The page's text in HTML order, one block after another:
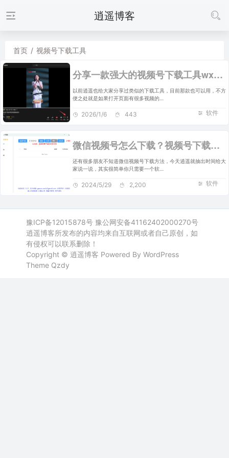
逍遥博客
首页 / 视频号下载工具
分享一款强大的视频号下载工具wx_channel
以前逍遥也给大家分享过类似的下载工具，目前那款也可以用，不方
便之处就是如果打开页面有很多视频的…
软件
2026/1/6 443
微信视频号怎么下载？视频号下载工具分享
还有很多朋友不知道微信视频号下载方法，今天逍遥就抽出时间给大
家说一说，其实很简单你只需要一个软…
软件
2024/5/29 2,200
豫ICP备12015878号 豫公网安备41162402000270号
逍遥博客所发布的内容均来自互联网或者自己原创，如
有侵权可以联系删除！
Copyright © 逍遥博客 Powered By WordPress
Theme Qzdy